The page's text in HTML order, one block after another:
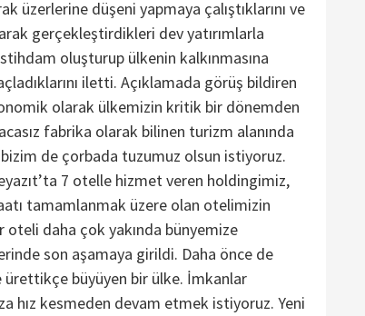
üzerlerine düşeni yapmaya çalıştıklarını ve
gerçekleştirdikleri dev yatırımlarla
oluşturup ülkenin kalkınmasına
iletti. Açıklamada görüş bildiren
olarak ülkemizin kritik bir dönemden
fabrika olarak bilinen turizm alanında
bizim de çorbada tuzumuz olsun istiyoruz.
7 otelle hizmet veren holdingimiz,
tamamlanmak üzere olan otelimizin
oteli daha çok yakında bünyemize
son aşamaya girildi. Daha önce de
büyüyen bir ülke. İmkanlar
hız kesmeden devam etmek istiyoruz. Yeni